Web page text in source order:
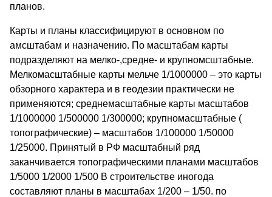
планов.
Карты и планы классифицируют в основном по
амсштабам и назначению. По масштабам карты
подразделяют на мелко-,средне- и крупномсштабные.
Мелкомасштабные карты мельче 1/1000000 – это карты
обзорного характера и в геодезии практически не
применяются; среднемасштабные карты масштабов
1/1000000 1/500000 1/300000; крупномасштабные (
топографические) – масштабов 1/100000 1/50000
1/25000. Принятый в РФ масштабный ряд
заканчивается топографическими планами масштабов
1/5000 1/2000 1/500 В строительстве иногода
составляют планы в масштабах 1/200 – 1/50. по